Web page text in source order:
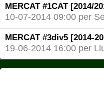
MERCAT #1CAT [2014/
10-07-2014 09:00 per
MERCAT #3div5 [2014-
19-06-2014 16:00 per